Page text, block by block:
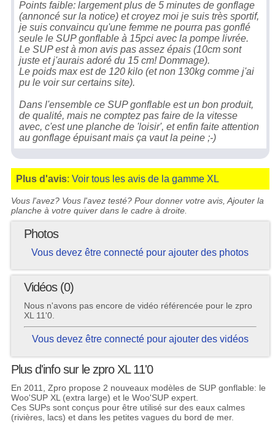
Points faible: largement plus de 5 minutes de gonflage
(annoncé sur la notice) et croyez moi je suis très sportif,
je suis convaincu qu'une femme ne pourra pas gonflé
seule le SUP gonflable à 15pci avec la pompe livrée.
Le SUP est à mon avis pas assez épais (10cm sont
juste et j'aurais adoré du 15 cm! Dommage).
Le poids max est de 120 kilo (et non 130kg comme j'ai
pu le voir sur certains site).
Dans l'ensemble ce SUP gonflable est un bon produit,
de qualité, mais ne comptez pas faire de la vitesse
avec, c'est une planche de 'loisir', et enfin faite attention
au gonflage épuisant mais ça vaut la peine ;-)
Plus d'avis:Voir tous les avis de la gamme XL
Vous l'avez? Vous l'avez testé? Pour donner votre avis, Ajouter la
planche à votre quiver dans le cadre à droite.
Photos
Vous devez être connecté pour ajouter des photos
Vidéos (0)
Nous n'avons pas encore de vidéo référencée pour le zpro
XL 11'0.
Vous devez être connecté pour ajouter des vidéos
Plus d'info sur le zpro XL 11'0
En 2011, Zpro propose 2 nouveaux modèles de SUP gonflable: le
Woo'SUP XL (extra large) et le Woo'SUP expert.
Ces SUPs sont conçus pour être utilisé sur des eaux calmes
(rivières, lacs) et dans les petites vagues du bord de mer.